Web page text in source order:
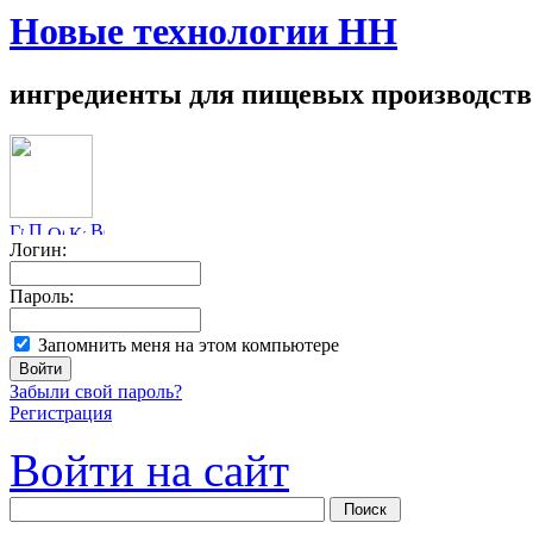
Новые технологии НН
ингредиенты для пищевых производств
Логин:
Пароль:
Запомнить меня на этом компьютере
Забыли свой пароль?
Регистрация
Войти на сайт